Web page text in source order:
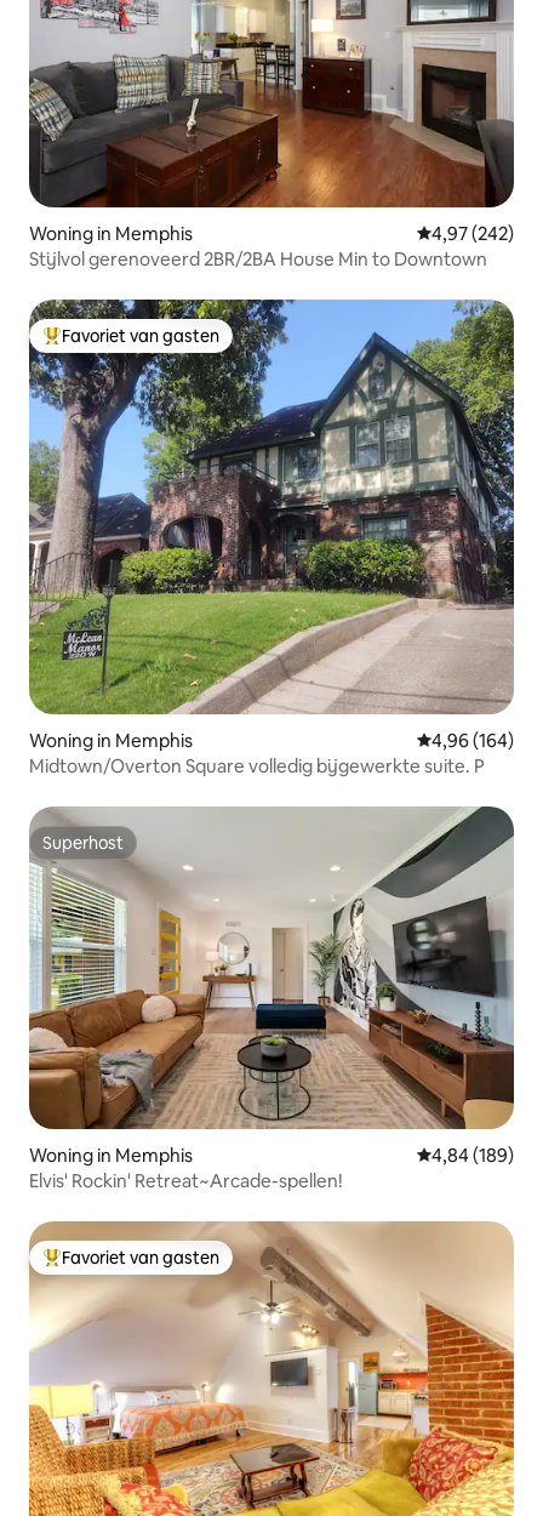
Woning in Memphis Gemiddelde
4,97 (242)
Stijlvol gerenoveerd 2BR/2BA House Min to Downtown
Topfavoriet van gasten
Favoriet van gasten
Woning in Memphis Gemiddelde
4,96 (164)
Midtown/Overton Square volledig bijgewerkte suite. P
Superhost
Superhost
Woning in Memphis Gemiddelde
4,84 (189)
Elvis' Rockin' Retreat~Arcade-spellen!
Topfavoriet van gasten
Favoriet van gasten